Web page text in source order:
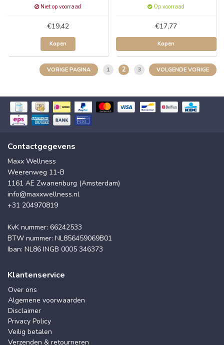
Niet op voorraad
€19,42
Kopen
Op voorraad
€17,77
Kopen
VORIGE PAGINA 1 2 3 VOLGENDE VORIGE
Contactgegevens
Maxx Wellness
Weerenweg 11-B
1161 AE Zwanenburg (Amsterdam)
info@maxxwellness.nl
+31 204970819
KvK nummer: 66242533
BTW nummer: NL856459069B01
Iban: NL86 INGB 0005 346373
Klantenservice
Over ons
Algemene voorwaarden
Disclaimer
Privacy Policy
Veilig betalen
Verzenden & retourneren